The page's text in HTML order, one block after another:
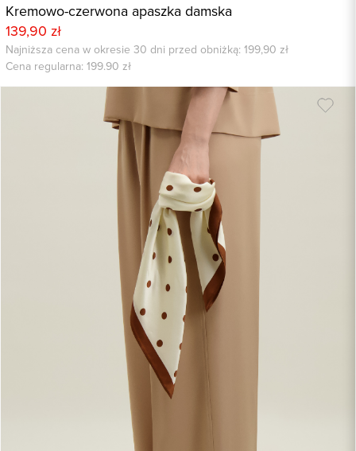
Kremowo-czerwona apaszka damska
139,90 zł
Najniższa cena w okresie 30 dni przed obniżką: 199,90 zł
Cena regularna: 199.90 zł